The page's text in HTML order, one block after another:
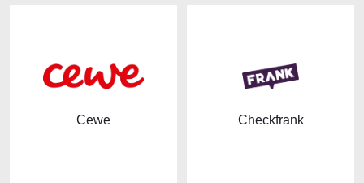
Cewe Checkfrank